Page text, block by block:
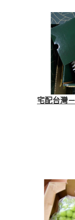
宅配台灣